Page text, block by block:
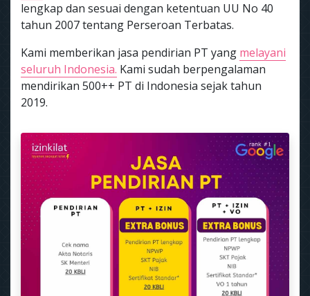
lengkap dan sesuai dengan ketentuan UU No 40
tahun 2007 tentang Perseroan Terbatas.
Kami memberikan jasa pendirian PT yang melayani
seluruh Indonesia. Kami sudah berpengalaman
mendirikan 500++ PT di Indonesia sejak tahun
2019.